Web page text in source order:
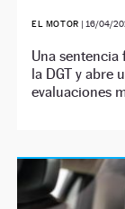
EL MOTOR | 16/04/
Una
la DGT y abre
evaluaciones